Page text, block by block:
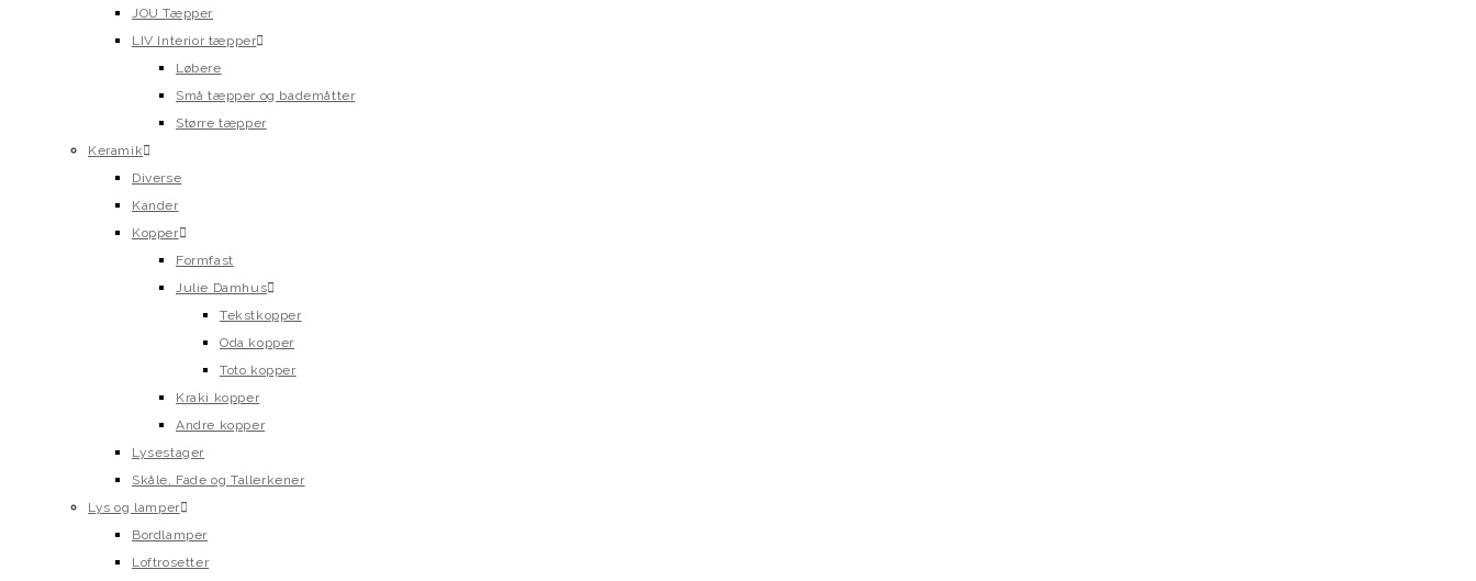
JOU Tæpper
LIV Interior tæpper
Løbere
Små tæpper og bademåtter
Større tæpper
Keramik
Diverse
Kander
Kopper
Formfast
Julie Damhus
Tekstkopper
Oda kopper
Toto kopper
Kraki kopper
Andre kopper
Lysestager
Skåle, Fade og Tallerkener
Lys og lamper
Bordlamper
Loftrosetter